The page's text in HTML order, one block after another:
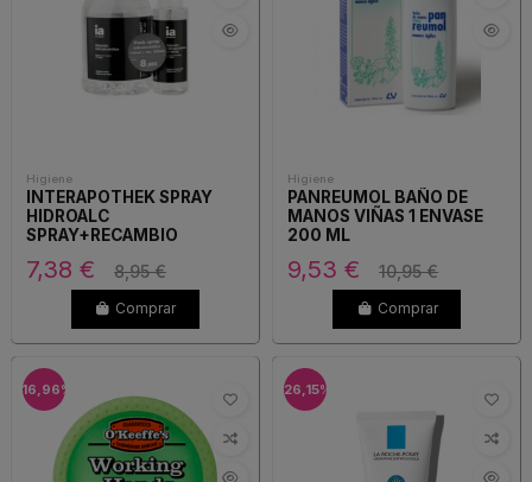
Higiene
INTERAPOTHEK SPRAY
HIDROALC
SPRAY+RECAMBIO
7,38 € 8,95 €
Comprar
Higiene
PANREUMOL BAÑO DE
MANOS VIÑAS 1 ENVASE
200 ML
9,53 € 10,95 €
Comprar
-16,96% -26,15%